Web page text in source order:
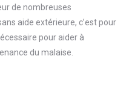
de nombreuses
aide extérieure, c’est pour
pour aider à
du malaise.